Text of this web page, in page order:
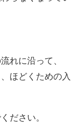
れに沿って、
ほどくための入
ださい。